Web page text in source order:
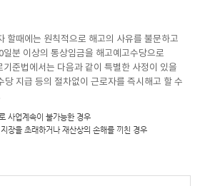
할때에는 원칙적으로 해고의 사유를 불문하고
분 이상의 통상임금을 해고예고수당으로
준법에서는 다음과 같이 특별한 사정이 있을
당 지급 등의 절차없이 근로자를 즉시해고 할 수
사업계속이 불가능한 경우
장을 초래하거나 재산상의 손해를 끼친 경우